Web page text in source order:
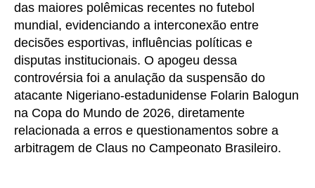
das maiores polêmicas recentes no futebol
mundial, evidenciando a interconexão entre
decisões esportivas, influências políticas e
disputas institucionais. O apogeu dessa
controvérsia foi a anulação da suspensão do
atacante Nigeriano-estadunidense Folarin Balogun
na Copa do Mundo de 2026, diretamente
relacionada a erros e questionamentos sobre a
arbitragem de Claus no Campeonato Brasileiro.